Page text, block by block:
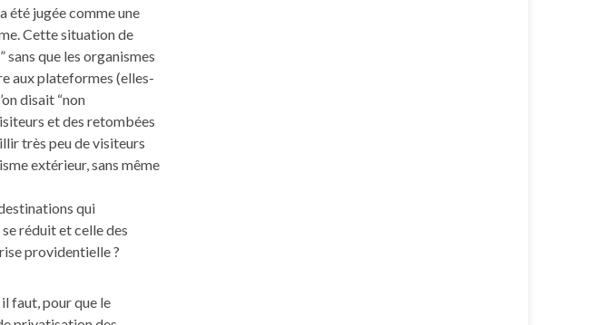
été jugée comme une
Cette situation de
” sans que les organismes
aux plateformes (elles-
disait “non
et des retombées
très peu de visiteurs
extérieur, sans même
qui
réduit et celle des
providentielle ?
il faut, pour que le